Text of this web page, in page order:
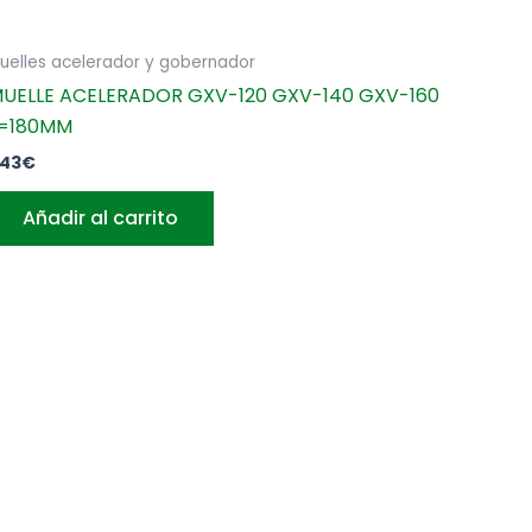
acelerador y gobernador
ACELERADOR GXV-120 GXV-140 GXV-160
€
Añadir al carrito